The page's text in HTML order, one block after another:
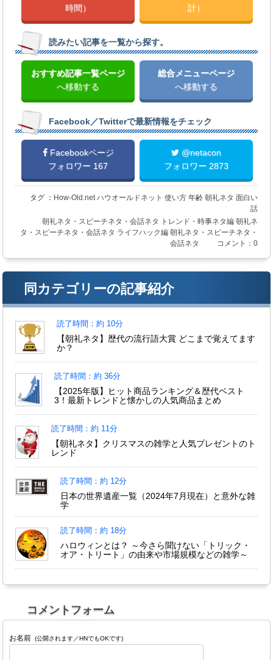
時間）
計）
読みたい記事を一覧から探す。
おすすめ記事一覧ページ
へ移動する
総合メニューページ
へ移動する
Facebook／Twitterで最新情報をチェック
Facebookページ
フォロワー 167
@netacon
フォロワー 2873
タグ ： How-Old.net ハウオールドネット 使い方 年齢 朝礼ネタ 面白い
話
朝礼ネタ・スピーチネタ・会話ネタ
トレンド・時事ネタ編 朝礼ネ
タ・スピーチネタ・会話ネタ ライフハック編 朝礼ネタ・スピーチネタ・
会話ネタ
コメント：0
同カテゴリーの記事紹介
読了時間：約 10分
【朝礼ネタ】歴代の流行語大賞 どこまで覚えてます
か？
読了時間：約 36分
【2025年版】ヒット商品ランキング＆歴代ベスト
3！最新トレンドと懐かしの人気商品まとめ
読了時間：約 11分
【朝礼ネタ】クリスマスの雑学と人気プレゼントのト
レンド
読了時間：約 12分
日本の世界遺産一覧（2024年7月現在）と意外な雑
学
読了時間：約 18分
ハロウィンとは？ ～今さら聞けない「トリック・
オア・トリート」の由来や市場規模などの雑学～
コメントフォーム
お名前(公開されます／HNでもOKです)